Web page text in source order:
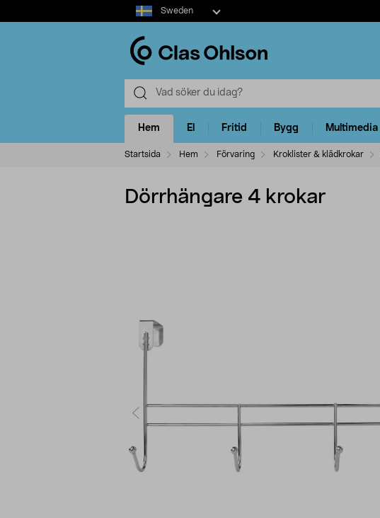
Select
market
Sweden
Hem El Fritid Bygg Multimedia
Startsida Hem Förvaring Kroklister & klädkrokar
Dörrhängare 4 krokar